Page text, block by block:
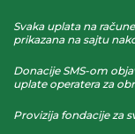
Svaka uplata na
prikazana na sajtu
Donacije SMS-om
uplate operatera za
Provizija fondacije za